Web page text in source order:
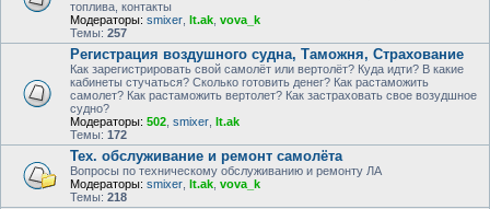
топлива, контакты
Модераторы: smixer lt.ak vova_k
Темы: 257
Регистрация воздушного судна, Таможня, Страхование
Как зарегистрировать свой самолёт или вертолёт? Куда идти? В какие
кабинеты стучаться? Сколько готовить денег? Как растаможить
самолет? Как растаможить вертолет? Как застраховать свое возудшное
судно?
Модераторы: 502 smixer lt.ak
Темы: 172
Тех. обслуживание и ремонт самолёта
Вопросы по техническому обслуживанию и ремонту ЛА
Модераторы: smixer lt.ak vova_k
Темы: 218